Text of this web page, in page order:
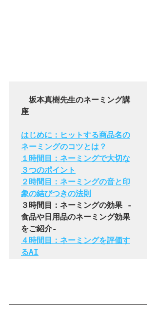
坂本真樹先生のネーミング講
座
はじめに：ヒットする商品名の
ネーミングのコツとは？
１時間目：ネーミングで大切な
３つのポイント
２時間目：ネーミングの音と印
象の結びつきの法則
３時間目：ネーミングの効果 -
食品や日用品のネーミング効果
４時間目：ネーミングを評価す
るAI